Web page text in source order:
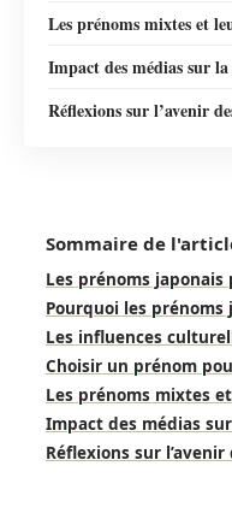
Les prénoms mixtes et
Impact des médias sur
Réflexions sur l’avenir
Sommaire de
Les prénoms japonais
Pourquoi les
Les influences
Choisir un prénom
Les prénoms mixtes
Impact des médias
Réflexions sur